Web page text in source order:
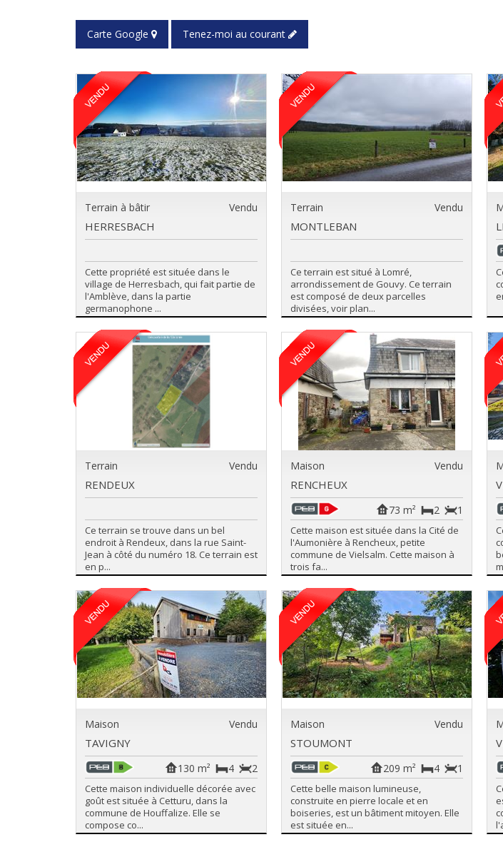
Carte Google Tenez-moi au courant
Terrain à bâtir Vendu
HERRESBACH
Cette propriété est située dans le
village de Herresbach, qui fait partie de
l'Amblève, dans la partie
germanophone ...
Terrain Vendu
MONTLEBAN
Ce terrain est situé à Lomré,
arrondissement de Gouvy. Ce terrain
est composé de deux parcelles
divisées, voir plan...
Terrain Vendu
RENDEUX
Ce terrain se trouve dans un bel
endroit à Rendeux, dans la rue Saint-
Jean à côté du numéro 18. Ce terrain est
en p...
Maison Vendu
RENCHEUX
1
2
73 m²
Cette maison est située dans la Cité de
l'Aumonière à Rencheux, petite
commune de Vielsalm. Cette maison à
trois fa...
Maison Vendu
TAVIGNY
2
4
130 m²
Cette maison individuelle décorée avec
goût est située à Cetturu, dans la
commune de Houffalize. Elle se
compose co...
Maison Vendu
STOUMONT
1
4
209 m²
Cette belle maison lumineuse,
construite en pierre locale et en
boiseries, est un bâtiment mitoyen. Elle
est située en...